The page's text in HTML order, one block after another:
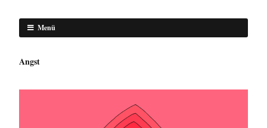
Menü
Angst